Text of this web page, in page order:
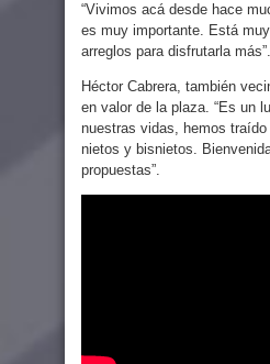
“Vivimos acá desde hace
es muy importante. Está
arreglos para disfrutarla más”.
Héctor Cabrera, también
en valor de la plaza. “Es un
nuestras vidas, hemos
nietos y bisnietos.
propuestas”.